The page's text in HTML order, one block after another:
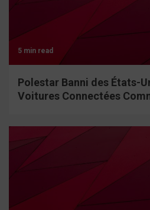
5 min read
Polestar Banni des États-
Voitures Connectées